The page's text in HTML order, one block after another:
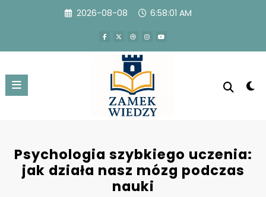
2026-08-08 6:58:02 AM
Psychologia szybkiego uczenia:
jak działa nasz mózg podczas
nauki